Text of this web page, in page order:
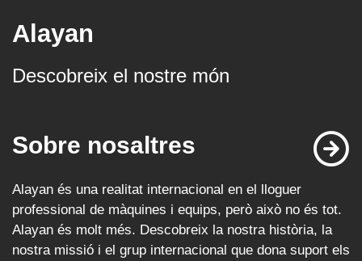
Alayan
Descobreix el nostre món
Sobre nosaltres
Alayan és una realitat internacional en el lloguer
professional de màquines i equips, però això no és tot.
Alayan és molt més. Descobreix la nostra història, la
nostra missió i el grup internacional que dona suport els